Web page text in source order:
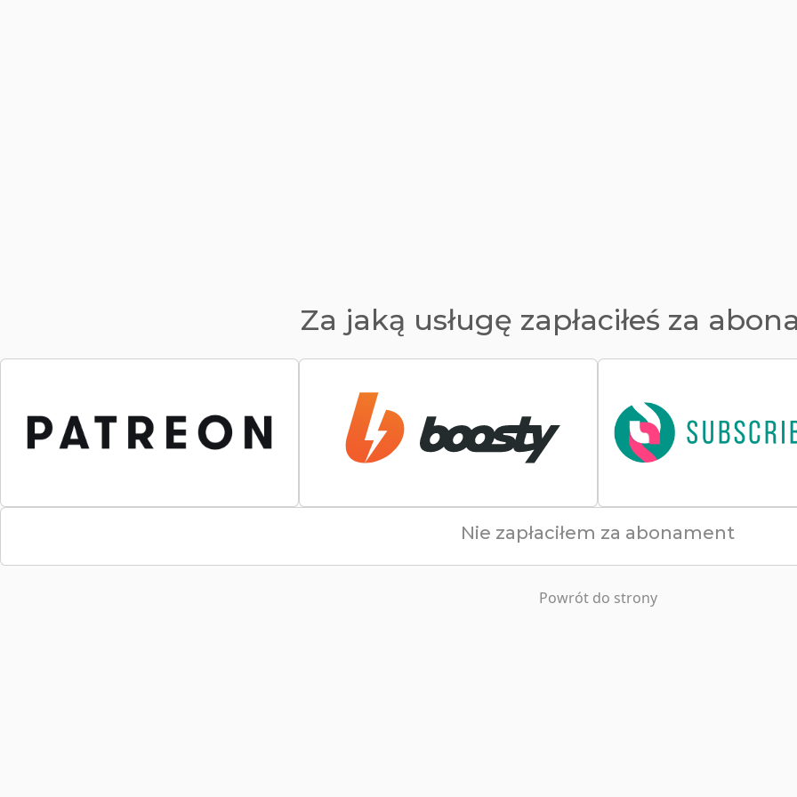
Za jaką usługę zapłaciłeś za
Nie zapłaciłem za abonament
Powrót do strony